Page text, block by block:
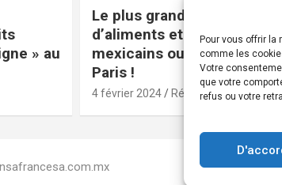
Pour vous offrir
comme les
Votre
que votre
refus ou votre
» au
Le plus grand magasin
d’aliments et produits
mexicains ouvre ses
Paris !
4 février 2024 Rédacteur